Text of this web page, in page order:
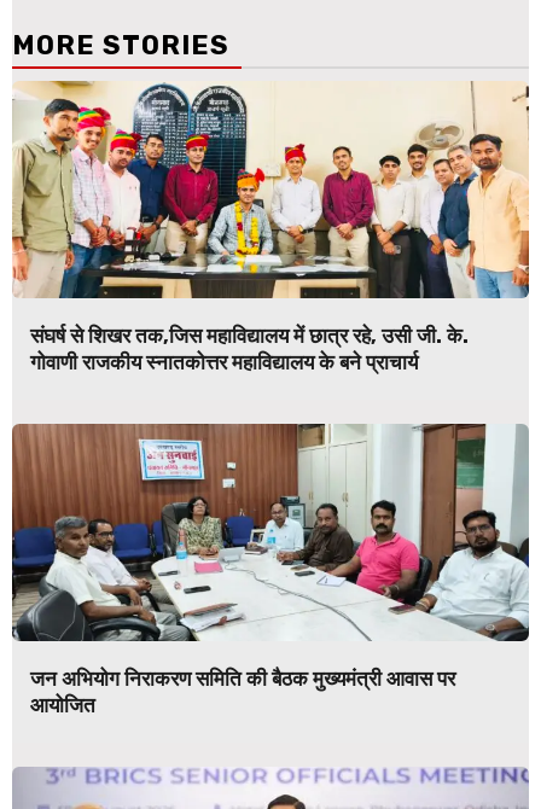
MORE STORIES
संघर्ष से शिखर तक,जिस महाविद्यालय में छात्र रहे, उसी जी. के.
गोवाणी राजकीय स्नातकोत्तर महाविद्यालय के बने प्राचार्य
जन अभियोग निराकरण समिति की बैठक मुख्यमंत्री आवास पर
आयोजित